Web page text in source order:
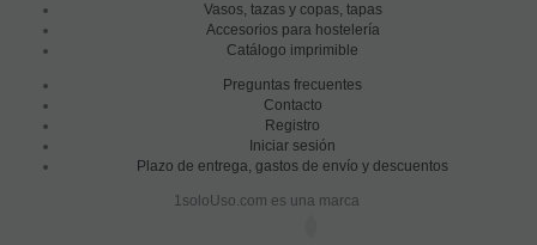
Vasos, tazas y copas, tapas
Accesorios para hostelería
Catálogo imprimible
Preguntas frecuentes
Contacto
Registro
Iniciar sesión
Plazo de entrega, gastos de envío y descuentos
1soloUso.com es una marca